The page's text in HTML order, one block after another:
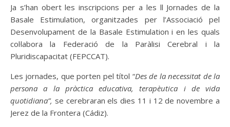
Ja s’han obert les inscripcions per a les ll Jornades de la
Basale Estimulation, organitzades per l’Associació pel
Desenvolupament de la Basale Estimulation i en les quals
col·labora la Federació de la Paràlisi Cerebral i la
Pluridiscapacitat (FEPCCAT).
Les jornades, que porten pel títol “Des de la necessitat de la
persona a la pràctica educativa, terapèutica i de vida
quotidiana”, se cerebraran els dies 11 i 12 de novembre a
Jerez de la Frontera (Cádiz).